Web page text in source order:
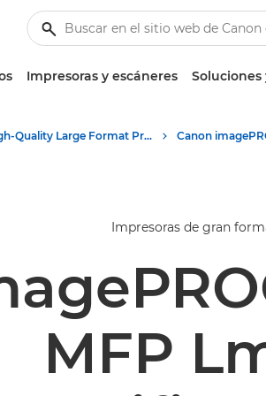
Impresoras y escáneres Soluciones
High-Quality Large Format Printers for CAD/GIS and Stunning Graphics
Impresoras de gran
MFP